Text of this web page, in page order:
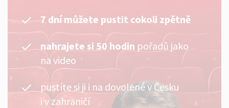
7 dní můžete pustit cokoli zpětně
nahrajete si 50 hodin pořadů jako
na video
pustíte si ji i na dovolené v Česku
i v zahraničí